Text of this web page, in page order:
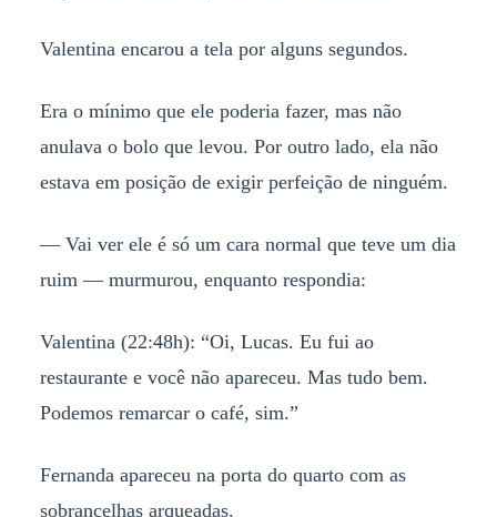
Valentina encarou a tela por alguns segundos.
Era o mínimo que ele poderia fazer, mas não
anulava o bolo que levou. Por outro lado, ela não
estava em posição de exigir perfeição de ninguém.
— Vai ver ele é só um cara normal que teve um dia
ruim — murmurou, enquanto respondia:
Valentina (22:48h): “Oi, Lucas. Eu fui ao
restaurante e você não apareceu. Mas tudo bem.
Podemos remarcar o café, sim.”
Fernanda apareceu na porta do quarto com as
sobrancelhas arqueadas.